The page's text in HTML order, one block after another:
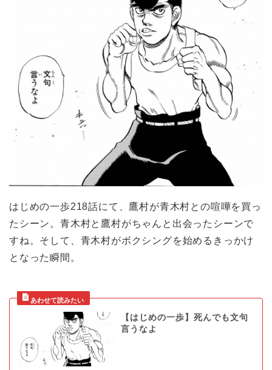
はじめの一歩218話にて、鷹村が青木村との喧嘩を買っ
たシーン。青木村と鷹村がちゃんと出会ったシーンで
すね。そして、青木村がボクシングを始めるきっかけ
となった瞬間。
【はじめの一歩】死んでも文句
言うなよ